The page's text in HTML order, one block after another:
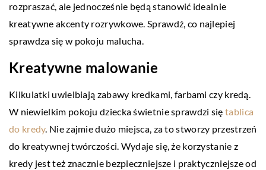
rozpraszać, ale jednocześnie będą stanowić idealnie
kreatywne akcenty rozrywkowe. Sprawdź, co najlepiej
sprawdza się w pokoju malucha.
Kreatywne malowanie
Kilkulatki uwielbiają zabawy kredkami, farbami czy kredą.
W niewielkim pokoju dziecka świetnie sprawdzi się tablica
do kredy. Nie zajmie dużo miejsca, za to stworzy przestrzeń
do kreatywnej twórczości. Wydaje się, że korzystanie z
kredy jest też znacznie bezpieczniejsze i praktyczniejsze od